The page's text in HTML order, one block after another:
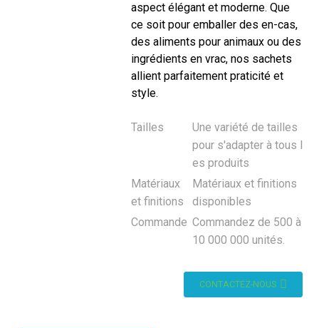
aspect élégant et moderne. Que
ce soit pour emballer des en-cas,
des aliments pour animaux ou des
ingrédients en vrac, nos sachets
allient parfaitement praticité et
style.
Tailles
Une variété de tailles
pour s'adapter à tous l
es produits
Matériaux
et finitions
Matériaux et finitions
disponibles
Commande Commandez de 500 à
10 000 000 unités.
CONTACTEZ-NOUS